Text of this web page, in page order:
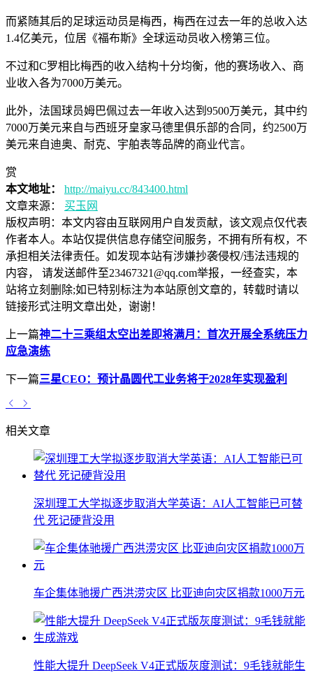
而紧随其后的足球运动员是梅西，梅西在过去一年的总收入达
1.4亿美元，位居《福布斯》全球运动员收入榜第三位。
不过和C罗相比梅西的收入结构十分均衡，他的赛场收入、商
业收入各为7000万美元。
此外，法国球员姆巴佩过去一年收入达到9500万美元，其中约
7000万美元来自与西班牙皇家马德里俱乐部的合同，约2500万
美元来自迪奥、耐克、宇舶表等品牌的商业代言。
赏
本文地址：
http://maiyu.cc/843400.html
文章来源：
买玉网
版权声明： 本文内容由互联网用户自发贡献，该文观点仅代表
作者本人。本站仅提供信息存储空间服务，不拥有所有权，不
承担相关法律责任。如发现本站有涉嫌抄袭侵权/违法违规的
内容， 请发送邮件至23467321@qq.com举报，一经查实，本
站将立刻删除;如已特别标注为本站原创文章的，转载时请以
链接形式注明文章出处，谢谢！
上一篇神二十三乘组太空出差即将满月：首次开展全系统压力
应急演练
下一篇三星CEO：预计晶圆代工业务将于2028年实现盈利
相关文章
深圳理工大学拟逐步取消大学英语：AI人工智能已可替
代 死记硬背没用
车企集体驰援广西洪涝灾区 比亚迪向灾区捐款1000万元
性能大提升 DeepSeek V4正式版灰度测试：9毛钱就能生